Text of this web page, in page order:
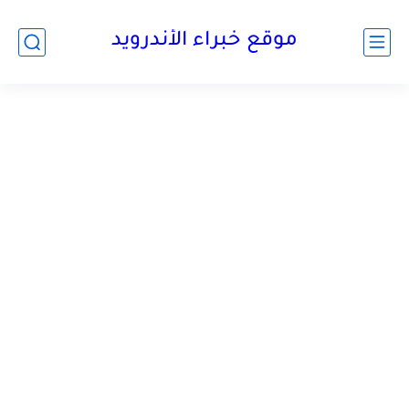
موقع خبراء الأندرويد